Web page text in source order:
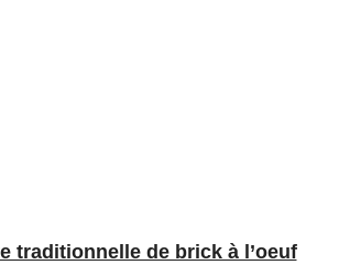
traditionnelle de brick à l’oeuf